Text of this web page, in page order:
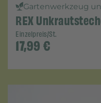
Gartenwerkzeug
REX
Einzelpreis/St.
17,99€